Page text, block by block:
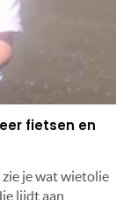
fietsen en
je wat wietolie
lijdt aan